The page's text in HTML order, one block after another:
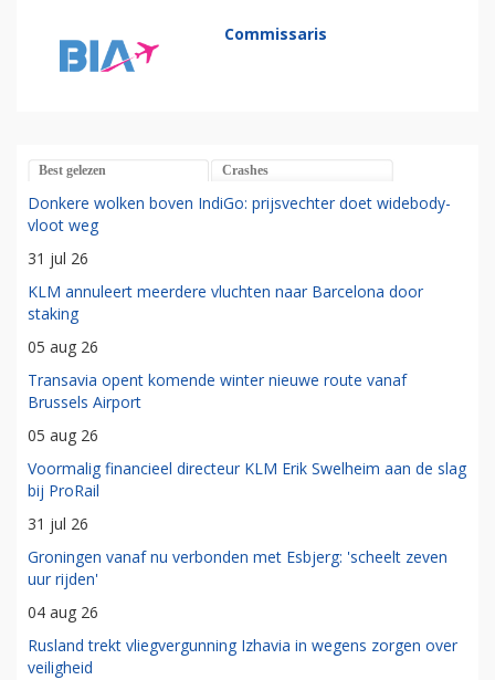
Commissaris
Best gelezen Crashes
Donkere wolken boven IndiGo: prijsvechter doet widebody-
vloot weg
31 jul 26
KLM annuleert meerdere vluchten naar Barcelona door
staking
05 aug 26
Transavia opent komende winter nieuwe route vanaf
Brussels Airport
05 aug 26
Voormalig financieel directeur KLM Erik Swelheim aan de slag
bij ProRail
31 jul 26
Groningen vanaf nu verbonden met Esbjerg: 'scheelt zeven
uur rijden'
04 aug 26
Rusland trekt vliegvergunning Izhavia in wegens zorgen over
veiligheid